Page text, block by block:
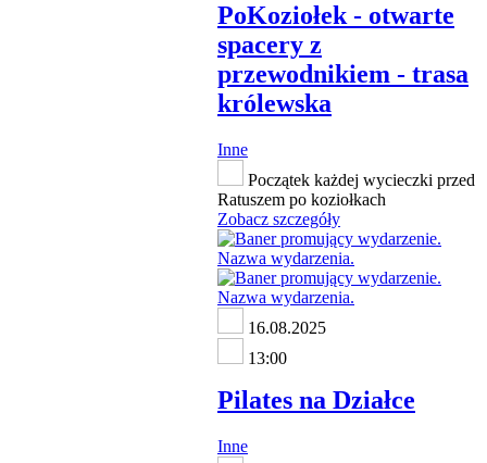
PoKoziołek - otwarte
spacery z
przewodnikiem - trasa
królewska
Inne
Początek każdej wycieczki przed
Ratuszem po koziołkach
Zobacz szczegóły
16.08.2025
13:00
Pilates na Działce
Inne